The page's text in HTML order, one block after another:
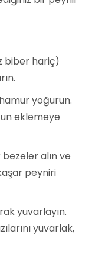
biber hariç)
yoğurun.
eklemeye
alın ve
peyniri
yuvarlayın.
yuvarlak,